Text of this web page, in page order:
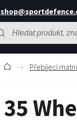
Přebíjecí
35